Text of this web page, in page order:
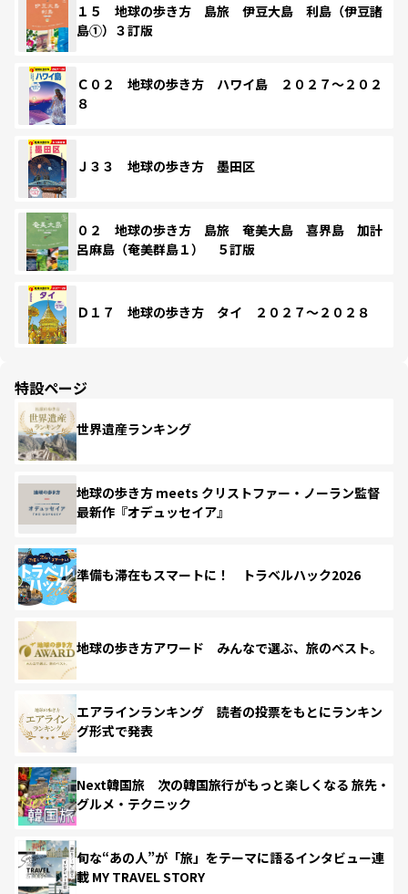
１５ 地球の歩き方 島旅 伊豆大島 利島（伊豆諸
島①）３訂版
Ｃ０２ 地球の歩き方 ハワイ島 ２０２７～２０２
８
Ｊ３３ 地球の歩き方 墨田区
０２ 地球の歩き方 島旅 奄美大島 喜界島 加計
呂麻島（奄美群島１） ５訂版
Ｄ１７ 地球の歩き方 タイ ２０２７～２０２８
特設ページ
世界遺産ランキング
地球の歩き方 meets クリストファー・ノーラン監督
最新作『オデュッセイア』
準備も滞在もスマートに！ トラベルハック2026
地球の歩き方アワード みんなで選ぶ、旅のベスト。
エアラインランキング 読者の投票をもとにランキン
グ形式で発表
Next韓国旅 次の韓国旅行がもっと楽しくなる 旅先・
グルメ・テクニック
旬な“あの人”が「旅」をテーマに語るインタビュー連
載 MY TRAVEL STORY